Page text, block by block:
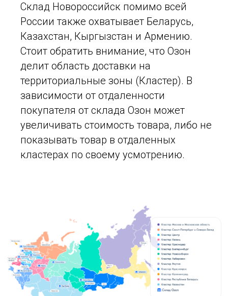
Склад Новороссийск помимо всей
России также охватывает Беларусь,
Казахстан, Кыргызстан и Армению.
Стоит обратить внимание, что Озон
делит область доставки на
территориальные зоны (Кластер). В
зависимости от отдаленности
покупателя от склада Озон может
увеличивать стоимость товара, либо не
показывать товар в отдаленных
кластерах по своему усмотрению.